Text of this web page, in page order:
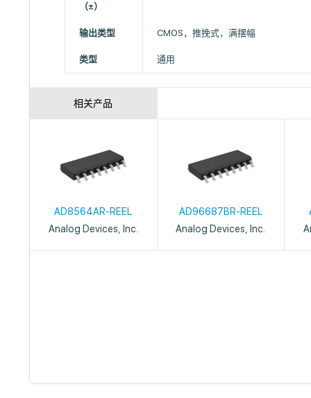
（±）
输出类型 CMOS，推挽式，满摆幅
类型 通用
相关产品
AD8564AR-REEL
Analog Devices, Inc.
AD96687BR-REEL
Analog Devices, Inc.